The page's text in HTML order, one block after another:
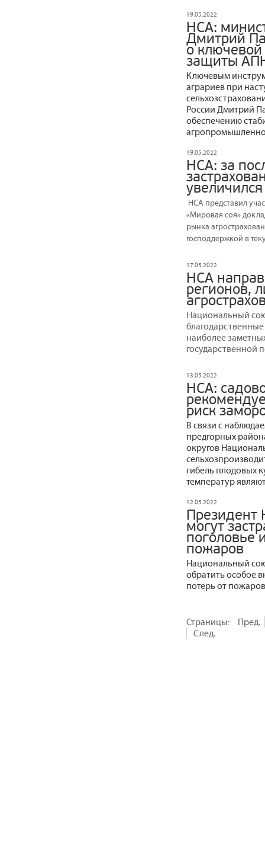
19.05.2022
НСА:
Дмитрий
о ключевой
защиты
Ключевым
аграриев при
России Дмитрий
обеспечению
19.05.2022
НСА: за
НСА представил
«Мировая соя»
рынка
господдержкой в
17.05.2022
НСА
регионов,
Национальный
наиболее
государственной
13.05.2022
НСА:
риск
В связи с
предгорных
округов
гибель плодовых
температур
12.05.2022
Президент
могут
поголовье
пожаров
Национальный
обратить особое
потерь от
Страницы:
Пред.
След.